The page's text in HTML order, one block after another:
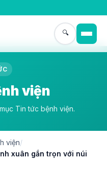
🔍
viện
Tin tức bệnh viện.
viện/
xuân gắn trọn với núi